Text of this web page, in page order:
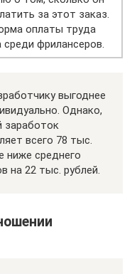
за этот заказ.
оплаты труда
среди фрилансеров.
выгоднее
Однако,
заработок
всего 78 тыс.
ниже среднего
на 22 тыс. рублей.